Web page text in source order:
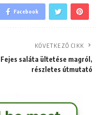
Facebook
KÖVETKEZŐ CIKK
Fejes saláta ültetése magról,
részletes útmutató